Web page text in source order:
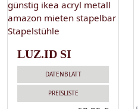
LUZ.ID SI
DATENBLATT
PREISLISTE